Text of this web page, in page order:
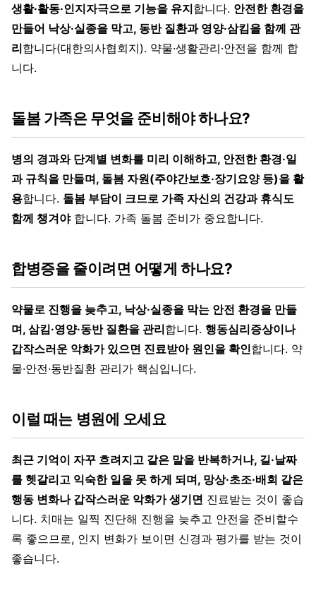
생활·활동·인지자극으로 기능을 유지합니다. 안전한 환경을
만들어 낙상·실종을 막고, 동반 질환과 영양·삼킴을 함께 관
리합니다(대한의사협회지). 약물·생활관리·안전을 함께 합
니다.
돌봄 가족은 무엇을 준비해야 하나요?
병의 경과와 단계별 변화를 미리 이해하고, 안전한 환경·일
과 규칙을 만들며, 돌봄 자원(주야간보호·장기요양 등)을 활
용합니다. 돌봄 부담이 크므로 가족 자신의 건강과 휴식도
함께 챙겨야합니다. 가족 돌봄 준비가 중요합니다.
합병증을 줄이려면 어떻게 하나요?
약물로 진행을 늦추고, 낙상·실종을 막는 안전 환경을 만들
며, 삼킴·영양·동반 질환을 관리합니다. 행동심리증상이나
갑작스러운 악화가 있으면 진료받아 원인을 확인합니다. 약
물·안전·동반질환 관리가 핵심입니다.
이럴 때는 병원에 오세요
최근 기억이 자꾸 흐려지고 같은 말을 반복하거나, 길·날짜
를 헷갈리고 익숙한 일을 못 하게 되며, 망상·초조·배회 같은
행동 변화나 갑작스러운 악화가 생기면 진료받는 것이 좋습
니다. 치매는 일찍 진단해 진행을 늦추고 안전을 준비할수
록 좋으므로, 인지 변화가 보이면 신경과 평가를 받는 것이
좋습니다.